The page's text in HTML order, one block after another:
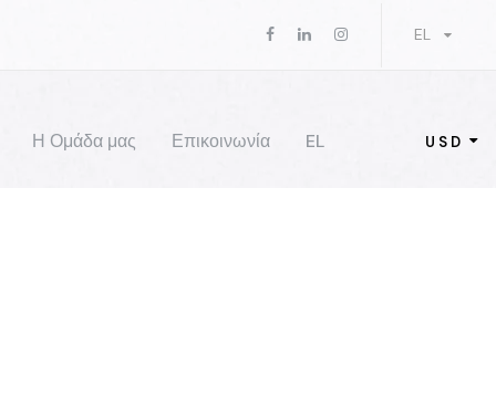
EL
Η Ομάδα μας Επικοινωνία EL USD